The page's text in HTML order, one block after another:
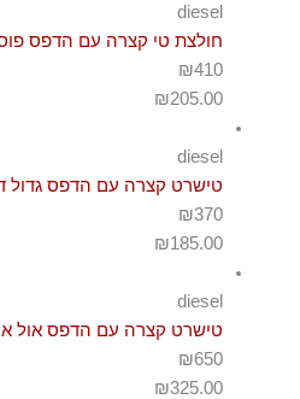
diesel
חולצת טי קצרה עם הדפס
₪410
₪205.00
diesel
טישרט קצרה עם הדפס גדול
₪370
₪185.00
diesel
טישרט קצרה עם הדפס אול
₪650
₪325.00